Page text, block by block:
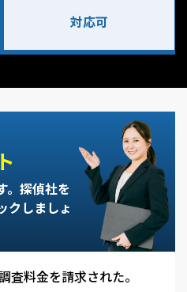
対応可
探偵社を
クしましょ
査料金を請求された。